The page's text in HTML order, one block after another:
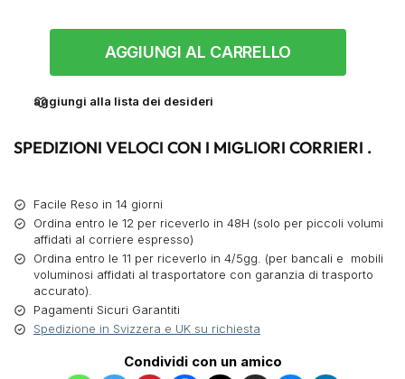
AGGIUNGI AL CARRELLO
aggiungi alla lista dei desideri
SPEDIZIONI VELOCI CON I MIGLIORI CORRIERI .
Facile Reso in 14 giorni
Ordina entro le 12 per riceverlo in 48H (solo per piccoli volumi
affidati al corriere espresso)
Ordina entro le 11 per riceverlo in 4/5gg. (per bancali e mobili
voluminosi affidati al trasportatore con garanzia di trasporto
accurato).
Pagamenti Sicuri Garantiti
Spedizione in Svizzera e UK su richiesta
Condividi con un amico